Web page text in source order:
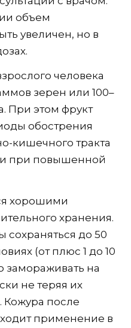
объем
увеличен, но в
человека
зерен или 100–
При этом фрукт
обострения
кишечного тракта
при повышенной
хорошими
хранения.
до 50
(от плюс 1 до 10
замораживать на
не теряя их
Кожура после
применение в